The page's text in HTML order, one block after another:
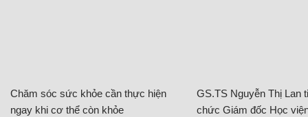
Chăm sóc sức khỏe cần thực hiện
ngay khi cơ thể còn khỏe
GS.TS Nguyễn Thị Lan
chức Giám đốc Học